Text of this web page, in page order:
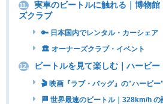
11.
実車のビートルに触れる｜博物
ズクラブ
🔑 日本国内でレンタル・カーシェア
🏛 オーナーズクラブ・イベント
12. ビートルを見て楽しむ｜ハービー
🎬 映画『ラブ・バッグ』の"ハービー"
🏁 世界最速のビートル｜328km/h の